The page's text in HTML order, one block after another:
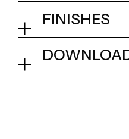
False ceiling
500x500 mm
Collection
FINISHES
02Q - Mirror
Tech info